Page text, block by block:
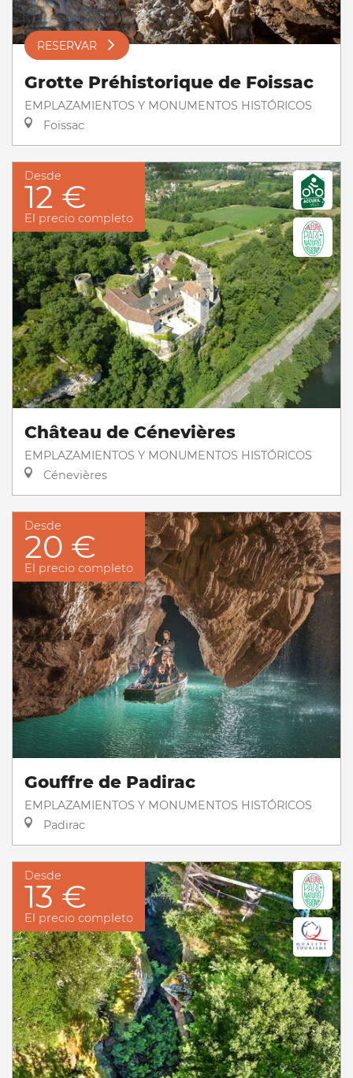
RESERVAR
Grotte Préhistorique de Foissac
EMPLAZAMIENTOS Y MONUMENTOS HISTÓRICOS
Foissac
Desde
12 €
El precio completo
Château de Cénevières
EMPLAZAMIENTOS Y MONUMENTOS HISTÓRICOS
Cénevières
Desde
20 €
El precio completo
Gouffre de Padirac
EMPLAZAMIENTOS Y MONUMENTOS HISTÓRICOS
Padirac
Desde
13 €
El precio completo